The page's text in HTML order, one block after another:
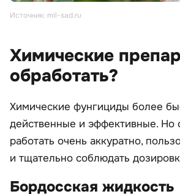
Источник: mil-sad.ru
Химические
обработать?
Химические фунгициды более
действенные и эффективные. Но
работать очень аккуратно,
и тщательно соблюдать
Бордосская жидкость